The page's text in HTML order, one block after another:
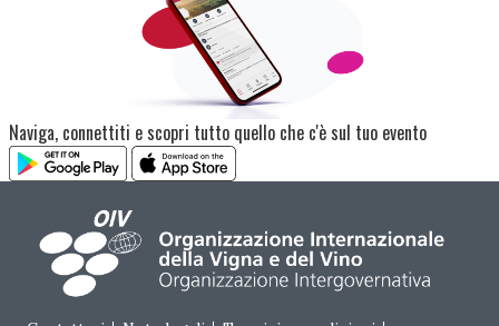
Naviga, connettiti e scopri tutto quello che c'è sul tuo evento